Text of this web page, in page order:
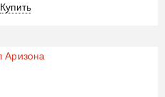
Купить